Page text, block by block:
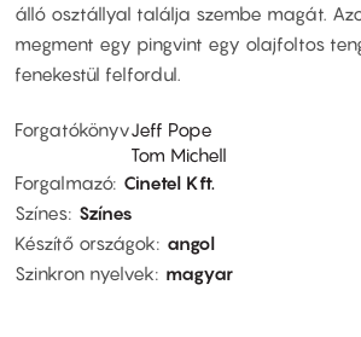
álló osztállyal találja szembe magát.
megment egy pingvint egy olajfoltos
fenekestül felfordul.
ForgatókönyvJeff Pope
Tom Michell
Forgalmazó Cinetel Kft.
Színes Színes
Készítő országok
angol
Szinkron nyelvek
magyar